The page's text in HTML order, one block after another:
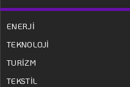
ENERJİ
TEKNOLOJİ
TURİZM
TEKSTİL